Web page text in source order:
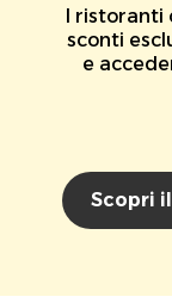
I ristoranti
sconti
e
Scopri